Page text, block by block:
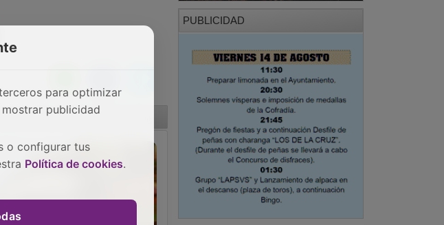
PUBLICIDAD
para optimizar
publicidad
o configurar tus
Política de cookies.